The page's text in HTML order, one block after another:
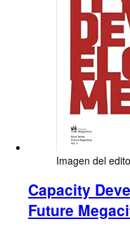
Imagen del
Capacity
Future